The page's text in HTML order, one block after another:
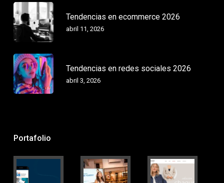
Tendencias en ecommerce 2026
abril 11, 2026
Tendencias en redes sociales 2026
abril 3, 2026
Portafolio